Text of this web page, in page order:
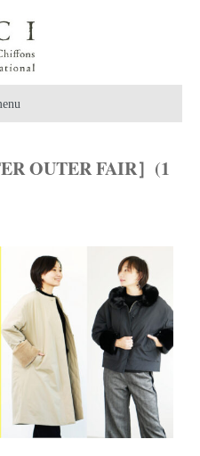
OUTER FAIR］(1